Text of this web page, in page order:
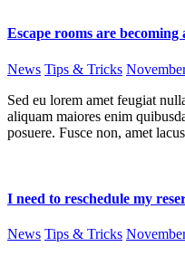
Escape rooms are
News Tips & Tricks
Sed eu lorem amet feugiat
aliquam maiores enim
posuere. Fusce non, amet
I need to reschedule my
News Tips & Tricks